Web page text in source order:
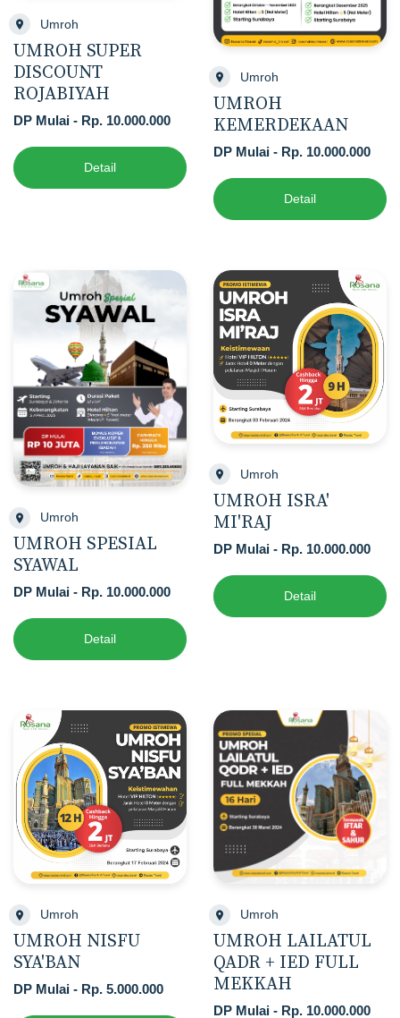
Umroh
UMROH SUPER
DISCOUNT
ROJABIYAH
DP Mulai - Rp. 10.000.000
Detail
Umroh
UMROH
KEMERDEKAAN
DP Mulai - Rp. 10.000.000
Detail
Umroh
UMROH SPESIAL
SYAWAL
DP Mulai - Rp. 10.000.000
Detail
Umroh
UMROH ISRA'
MI'RAJ
DP Mulai - Rp. 10.000.000
Detail
Umroh
UMROH NISFU
SYA'BAN
DP Mulai - Rp. 5.000.000
Umroh
UMROH LAILATUL
QADR + IED FULL
MEKKAH
DP Mulai - Rp. 10.000.000